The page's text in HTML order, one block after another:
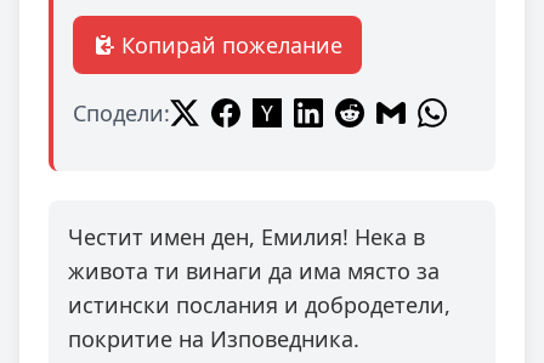
Копирай пожелание
Сподели:
Честит имен ден, Емилия! Нека в
живота ти винаги да има място за
истински послания и добродетели,
покритие на Изповедника.